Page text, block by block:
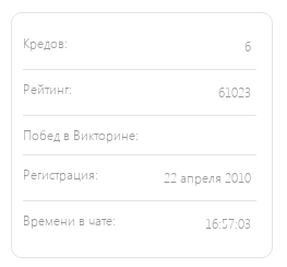
Кредов: 6
Рейтинг: 61023
Побед в Викторине:
Регистрация: 22 апреля 2010
Времени в чате: 16:57:03